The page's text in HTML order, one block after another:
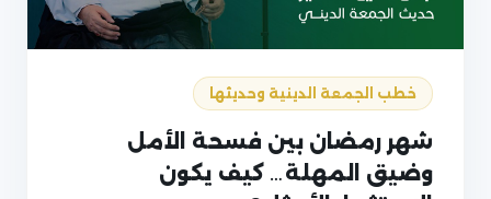
خطب الجمعة الدينية وحديثها
شهر رمضان بين فسحة الأمل
وضيق المهلة… كيف يكون